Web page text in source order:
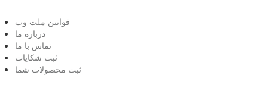
قوانین ملت وب
درباره ما
تماس با ما
ثبت شکایات
ثبت محصولات شما